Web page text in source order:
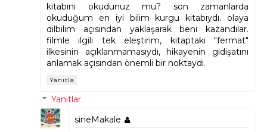
kitabını okudunuz mu? son zamanlarda
okuduğum en iyi bilim kurgu kitabıydı. olaya
dilbilim açısından yaklaşarak beni kazandılar.
filmle ilgili tek eleştirim, kitaptaki "fermat"
ilkesinin açıklanmamasıydı, hikayenin gidişatını
anlamak açısından önemli bir noktaydı.
Yanıtla
Yanıtlar
sineMakale